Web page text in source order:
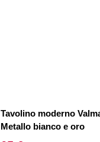
Tavolino moderno
Metallo bianco e oro